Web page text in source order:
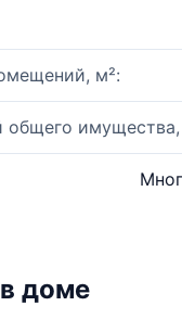
м²:
имущества,
доме